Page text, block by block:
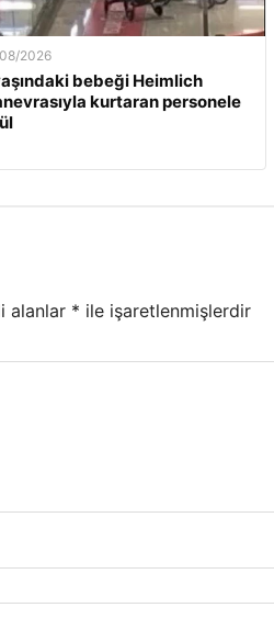
2026
bebeği Heimlich
kurtaran personele
alanlar * ile işaretlenmişlerdir